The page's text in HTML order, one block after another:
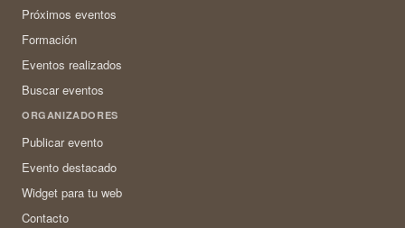
Próximos eventos
Formación
Eventos realizados
Buscar eventos
ORGANIZADORES
Publicar evento
Evento destacado
Widget para tu web
Contacto